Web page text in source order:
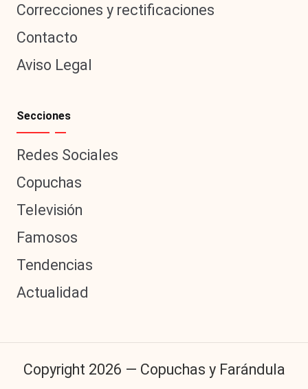
Correcciones y rectificaciones
Contacto
Aviso Legal
Secciones
Redes Sociales
Copuchas
Televisión
Famosos
Tendencias
Actualidad
Copyright 2026 — Copuchas y Farándula